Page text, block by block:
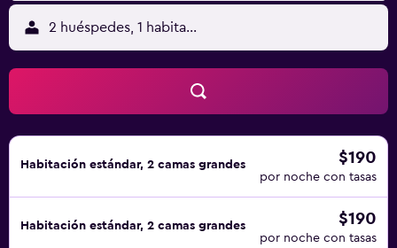
2 huéspedes, 1 habitación
Habitación estándar, 2 camas grandes $190
por noche con tasas
Habitación estándar, 2 camas grandes $190
por noche con tasas